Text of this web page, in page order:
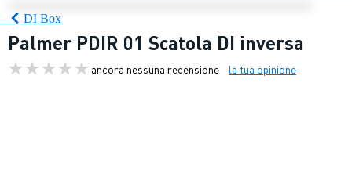
DI Box
Palmer PDIR 01 Scatola DI inversa
ancora nessuna recensione la tua opinione